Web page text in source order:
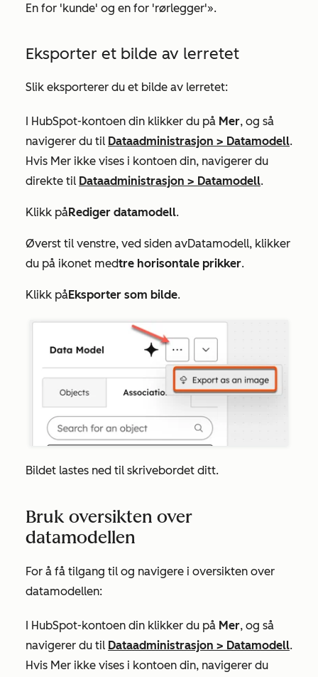
En for 'kunde' og en for 'rørlegger'».
Eksporter et bilde av lerretet
Slik eksporterer du et bilde av lerretet:
I HubSpot-kontoen din klikker du på Mer, og så
navigerer du til Dataadministrasjon > Datamodell.
Hvis Mer ikke vises i kontoen din, navigerer du
direkte til Dataadministrasjon > Datamodell.
Klikk påRediger datamodell.
Øverst til venstre, ved siden avDatamodell, klikker
du på ikonet medtre horisontale prikker.
Klikk påEksporter som bilde.
Bildet lastes ned til skrivebordet ditt.
Bruk oversikten over
datamodellen
For å få tilgang til og navigere i oversikten over
datamodellen:
I HubSpot-kontoen din klikker du på Mer, og så
navigerer du til Dataadministrasjon > Datamodell.
Hvis Mer ikke vises i kontoen din, navigerer du